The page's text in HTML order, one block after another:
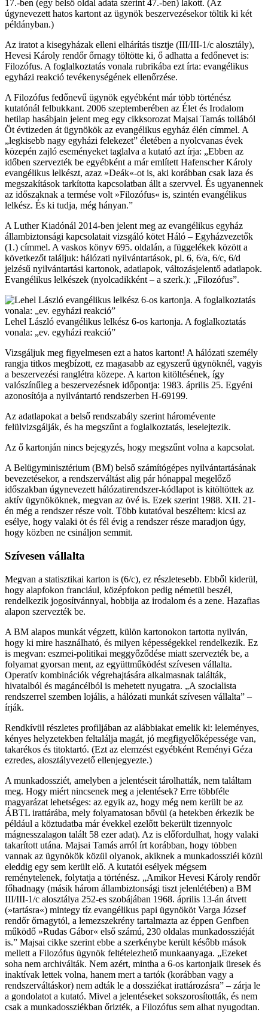
17.-ben (egy belső oldal adata szerint 47.-ben) lakott. (Az
úgynevezett hatos kartont az ügynök beszervezésekor töltik ki két
példányban.)
Az iratot a kisegyházak elleni elhárítás tisztje (III/III-1/c alosztály),
Hevesi Károly rendőr őrnagy töltötte ki, ő adhatta a fedőnevet is:
Filozófus. A foglalkoztatás vonala rubrikába ezt írta: evangélikus
egyházi reakció tevékenységének ellenőrzése.
A Filozófus fedőnevű ügynök egyébként már több történész
kutatónál felbukkant. 2006 szeptemberében az Élet és Irodalom
hetilap hasábjain jelent meg egy cikksorozat Majsai Tamás tollából
Öt évtizeden át ügynökök az evangélikus egyház élén címmel. A
„legkisebb nagy egyházi felekezet” életében a nyolcvanas évek
közepén zajló eseményeket taglalva a kutató azt írja: „Ebben az
időben szervezték be egyébként a már említett Hafenscher Károly
evangélikus lelkészt, azaz »Deák«-ot is, aki korábban csak laza és
megszakítások tarkította kapcsolatban állt a szervvel. És ugyanennek
az időszaknak a termése volt »Filozófus« is, szintén evangélikus
lelkész. És ki tudja, még hányan.”
A Luther Kiadónál 2014-ben jelent meg az evangélikus egyház
állambiztonsági kapcsolatait vizsgáló kötet Háló – Egyházvezetők
(1.) címmel. A vaskos könyv 695. oldalán, a függelékek között a
következőt találjuk: hálózati nyilvántartások, pl. 6, 6/a, 6/c, 6/d
jelzésű nyilvántartási kartonok, adatlapok, változásjelentő adatlapok.
Evangélikus lelkészek (nyolcadikként – a szerk.): „Filozófus”.
Lehel László evangélikus lelkész 6-os kartonja. A foglalkoztatás
vonala: „ev. egyházi reakció”
Vizsgáljuk meg figyelmesen ezt a hatos kartont! A hálózati személy
rangja titkos megbízott, ez magasabb az egyszerű ügynöknél, vagyis
a beszervezési ranglétra közepe. A karton kitöltésének, így
valószínűleg a beszervezésnek időpontja: 1983. április 25. Egyéni
azonosítója a nyilvántartó rendszerben H-69199.
Az adatlapokat a belső rendszabály szerint háromévente
felülvizsgálják, és ha megszűnt a foglalkoztatás, leselejtezik.
Az ő kartonján nincs bejegyzés, hogy megszűnt volna a kapcsolat.
A Belügyminisztérium (BM) belső számítógépes nyilvántartásának
bevezetésekor, a rendszerváltást alig pár hónappal megelőző
időszakban úgynevezett hálózatirendszer-kódlapot is kitöltöttek az
aktív ügynököknek, megvan az övé is. Ezek szerint 1988. XII. 21-
én még a rendszer része volt. Több kutatóval beszéltem: kicsi az
esélye, hogy valaki öt és fél évig a rendszer része maradjon úgy,
hogy közben ne csináljon semmit.
Szívesen vállalta
Megvan a statisztikai karton is (6/c), ez részletesebb. Ebből kiderül,
hogy alapfokon franciául, középfokon pedig németül beszél,
rendelkezik jogosítvánnyal, hobbija az irodalom és a zene. Hazafias
alapon szervezték be.
A BM alapos munkát végzett, külön kartonokon tartotta nyilván,
hogy ki mire használható, és milyen képességekkel rendelkezik. Ez
is megvan: eszmei-politikai meggyőződése miatt szervezték be, a
folyamat gyorsan ment, az együttműködést szívesen vállalta.
Operatív kombinációk végrehajtására alkalmasnak találták,
hivatalból és magáncélból is mehetett nyugatra. „A szocialista
rendszerrel szemben lojális, a hálózati munkát szívesen vállalta” –
írják.
Rendkívül részletes profiljában az alábbiakat emelik ki: leleményes,
kényes helyzetekben feltalálja magát, jó megfigyelőképessége van,
takarékos és titoktartó. (Ezt az elemzést egyébként Reményi Géza
ezredes, alosztályvezető ellenjegyezte.)
A munkadossziét, amelyben a jelentéseit tárolhatták, nem találtam
meg. Hogy miért nincsenek meg a jelentések? Erre többféle
magyarázat lehetséges: az egyik az, hogy még nem került be az
ÁBTL irattárába, mely folyamatosan bővül (a hetekben érkezik be
például a köztudatba már évekkel ezelőtt bekerült tizennyolc
mágnesszalagon talált 58 ezer adat). Az is előfordulhat, hogy valaki
takarított utána. Majsai Tamás arról írt korábban, hogy többen
vannak az ügynökök közül olyanok, akiknek a munkadossziéi közül
eleddig egy sem került elő. A kutatói esélyek mégsem
reménytelenek, folytatja a történész. „Amikor Hevesi Károly rendőr
főhadnagy (másik három állambiztonsági tiszt jelenlétében) a BM
III/III-1/c alosztálya 252-es szobájában 1968. április 13-án átvett
(»tartásra«) mintegy tíz evangélikus papi ügynököt Varga József
rendőr őrnagytól, a lemezszekrény tartalmazta az éppen Genfben
működő »Rudas Gábor« első számú, 230 oldalas munkadossziéját
is.” Majsai cikke szerint ebbe a szerkénybe került később mások
mellett a Filozófus ügynök feltételezhető munkaanyaga. „Ezeket
soha nem archiválták. Nem azért, mintha a 6-os kartonjaik üresek és
inaktívak lettek volna, hanem mert a tartók (korábban vagy a
rendszerváltáskor) nem adták le a dossziékat irattározásra” – zárja le
a gondolatot a kutató. Mivel a jelentéseket sokszorosították, és nem
csak a munkadossziékban őrizték, a Filozófus sem alhat nyugodtan.